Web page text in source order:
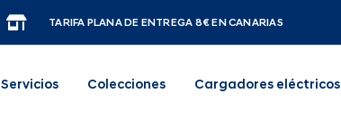
TARIFA PLANA DE ENTREGA 8€ EN CANARIAS
Servicios Colecciones Cargadores eléctricos